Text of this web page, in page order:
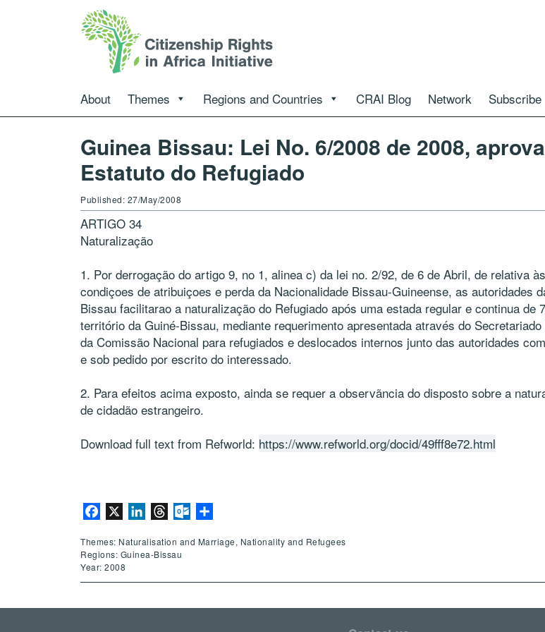
About Themes Regions and Countries CRAI Blog Network Subscribe
Guinea Bissau: Lei No. 6/2008 de 2008,
Estatuto do Refugiado
Published: 27/May/2008
ARTIGO 34
Naturalização
1. Por derrogação do artigo 9, no 1, alinea c) da lei no. 2/92, de 6 de Abril, de relativa às
condiçoes de atribuiçoes e perda da Nacionalidade Bissau-Guineense, as autoridades
Bissau facilitarao a naturalização do Refugiado após uma estada regular e continua de
território da Guiné-Bissau, mediante requerimento apresentada através do
da Comissão Nacional para refugiados e deslocados internos junto das autoridades
e sob pedido por escrito do interessado.
2. Para efeitos acima exposto, ainda se requer a observãncia do disposto sobre a
de cidadão estrangeiro.
Download full text from Refworld: https://www.refworld.org/docid/49fff8e72.html
Facebook LinkedInThreadsOutlook.com
Themes: Naturalisation and Marriage, Nationality and Refugees
Regions: Guinea-Bissau
Year: 2008